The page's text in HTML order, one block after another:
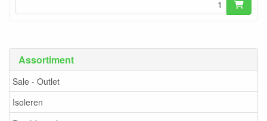
Assortiment
Sale - Outlet
Isoleren